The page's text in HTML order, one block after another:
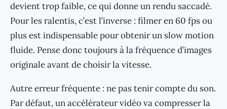
devient trop faible, ce qui donne un rendu saccadé.
Pour les ralentis, c’est l’inverse : filmer en 60 fps ou
plus est indispensable pour obtenir un slow motion
fluide. Pense donc toujours à la fréquence d’images
originale avant de choisir la vitesse.
Autre erreur fréquente : ne pas tenir compte du son.
Par défaut, un accélérateur vidéo va compresser la